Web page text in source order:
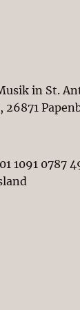
in St.
26871
1091 0787